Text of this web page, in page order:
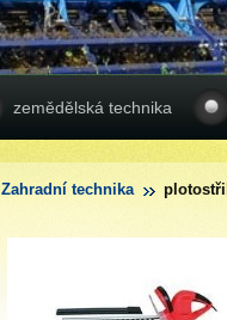
zemědělská technika
Zahradní technika